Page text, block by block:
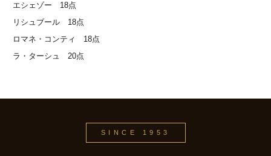
エシェゾー 18点
リシュブール 18点
ロマネ・コンティ 18点
ラ・ターシュ 20点
SINCE 1953